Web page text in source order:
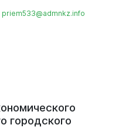
priem533@admnkz.info
городского